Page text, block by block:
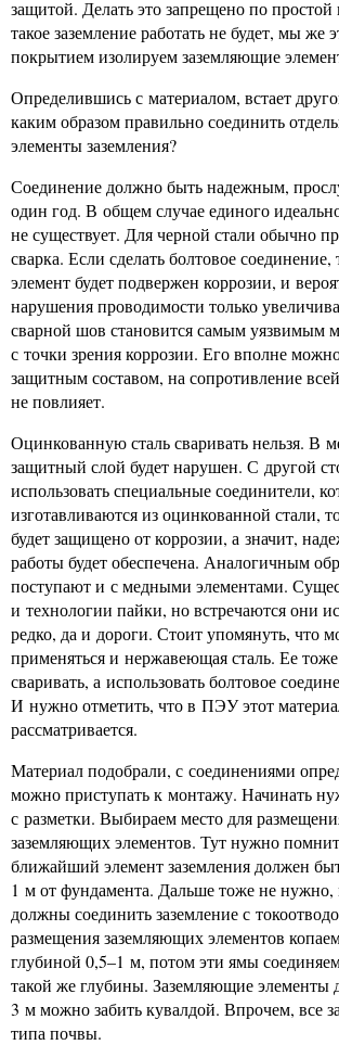
защитой. Делать это запрещено по
такое заземление работать не будет, мы же
покрытием изолируем заземляющие
Определившись с материалом, встает
каким образом правильно соединить
элементы заземления?
Соединение должно быть надежным,
один год. В общем случае единого
не существует. Для черной стали обычно
сварка. Если сделать болтовое
элемент будет подвержен коррозии, и
нарушения проводимости только
сварной шов становится самым уязвимым
с точки зрения коррозии. Его вполне
защитным составом, на сопротивление
не повлияет.
Оцинкованную сталь сваривать нельзя. В
защитный слой будет нарушен. С другой
использовать специальные соединители,
изготавливаются из оцинкованной стали,
будет защищено от коррозии, а значит,
работы будет обеспечена. Аналогичным
поступают и с медными элементами.
и технологии пайки, но встречаются они
редко, да и дороги. Стоит упомянуть, что
применяться и нержавеющая сталь. Ее
сваривать, а использовать болтовое
И нужно отметить, что в ПЭУ этот
рассматривается.
Материал подобрали, с соединениями
можно приступать к монтажу. Начинать
с разметки. Выбираем место для
заземляющих элементов. Тут нужно
ближайший элемент заземления должен
1 м от фундамента. Дальше тоже не
должны соединить заземление с
размещения заземляющих элементов
глубиной 0,5–1 м, потом эти ямы
такой же глубины. Заземляющие элементы
3 м можно забить кувалдой. Впрочем, все
типа почвы.